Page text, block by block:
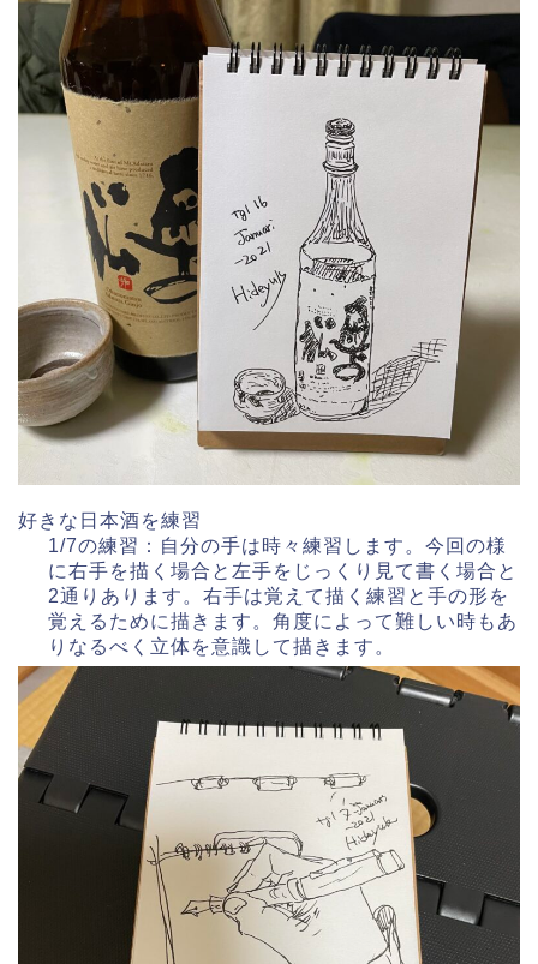
好きな日本酒を練習
1/7の練習：自分の手は時々練習します。今回の様
に右手を描く場合と左手をじっくり見て書く場合と
2通りあります。右手は覚えて描く練習と手の形を
覚えるために描きます。角度によって難しい時もあ
りなるべく立体を意識して描きます。